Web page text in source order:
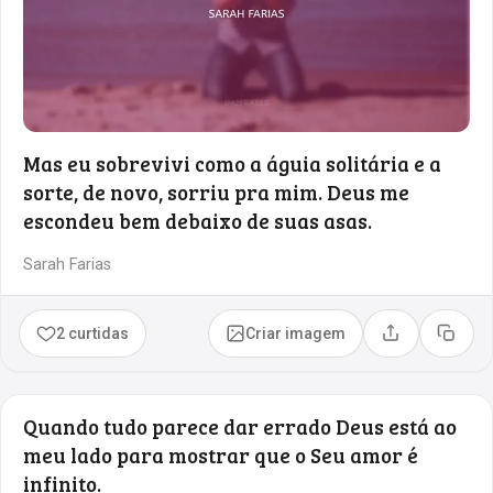
Mas eu sobrevivi como a águia solitária e a
sorte, de novo, sorriu pra mim. Deus me
escondeu bem debaixo de suas asas.
Sarah Farias
2 curtidas Criar imagem Compartilhar
Copiar
Quando tudo parece dar errado Deus está ao
meu lado para mostrar que o Seu amor é
infinito.